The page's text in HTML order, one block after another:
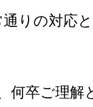
りの対応
何卒ご理解